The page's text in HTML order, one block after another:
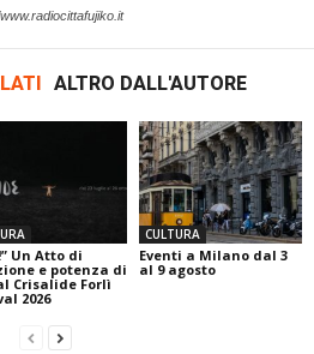
ALTRO DALL'AUTORE
Un Atto di
e potenza di
Crisalide Forlì
2026
CULTURA
Eventi a Milano dal 3
al 9 agosto